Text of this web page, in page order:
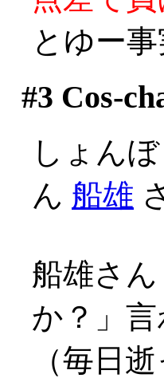
とゆー
#3 Cos-
しょん
ん 船雄
船雄さ
か？」
（毎日